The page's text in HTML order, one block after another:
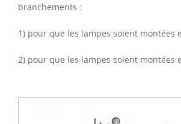
branchements :
1) pour que les lampes soient montées
2) pour que les lampes soient montées